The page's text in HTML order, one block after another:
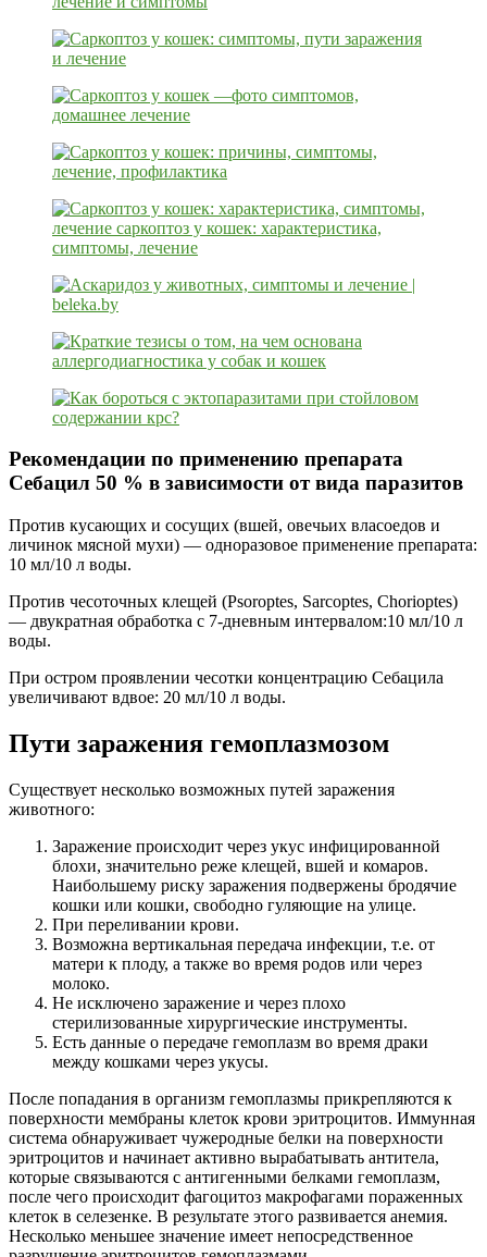
Рекомендации по применению препарата
Себацил 50 % в зависимости от вида паразитов
Против кусающих и сосущих (вшей, овечьих власоедов и
личинок мясной мухи) — одноразовое применение препарата:
10 мл/10 л воды.
Против чесоточных клещей (Psoroptes, Sarcoptes, Chorioptes)
— двукратная обработка с 7-дневным интервалом:10 мл/10 л
воды.
При остром проявлении чесотки концентрацию Себацила
увеличивают вдвое: 20 мл/10 л воды.
Пути заражения гемоплазмозом
Существует несколько возможных путей заражения
животного:
Заражение происходит через укус инфицированной
блохи, значительно реже клещей, вшей и комаров.
Наибольшему риску заражения подвержены бродячие
кошки или кошки, свободно гуляющие на улице.
При переливании крови.
Возможна вертикальная передача инфекции, т.е. от
матери к плоду, а также во время родов или через
молоко.
Не исключено заражение и через плохо
стерилизованные хирургические инструменты.
Есть данные о передаче гемоплазм во время драки
между кошками через укусы.
После попадания в организм гемоплазмы прикрепляются к
поверхности мембраны клеток крови эритроцитов. Иммунная
система обнаруживает чужеродные белки на поверхности
эритроцитов и начинает активно вырабатывать антитела,
которые связываются с антигенными белками гемоплазм,
после чего происходит фагоцитоз макрофагами пораженных
клеток в селезенке. В результате этого развивается анемия.
Несколько меньшее значение имеет непосредственное